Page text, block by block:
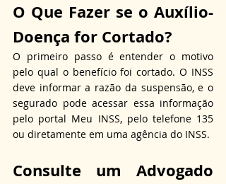
O Que Fazer se o Auxílio-
Doença for Cortado?
O primeiro passo é entender o motivo
pelo qual o benefício foi cortado. O INSS
deve informar a razão da suspensão, e o
segurado pode acessar essa informação
pelo portal Meu INSS, pelo telefone 135
ou diretamente em uma agência do INSS.
Consulte um Advogado